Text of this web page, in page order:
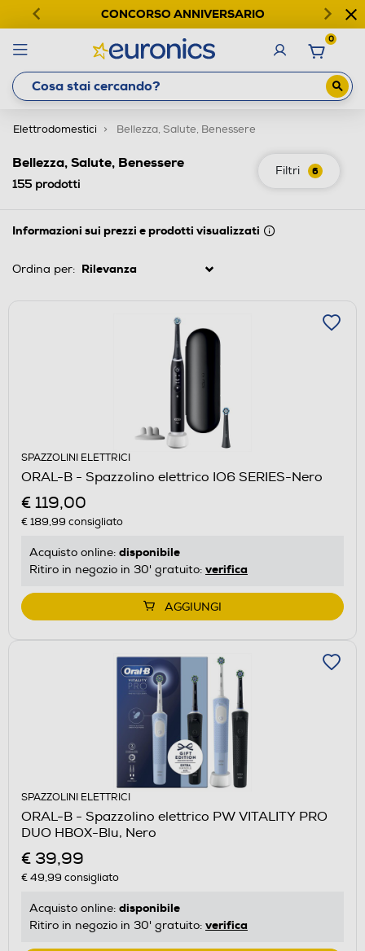
CONCORSO ANNIVERSARIO
0
Elettrodomestici Bellezza, Salute, Benessere
Filtri 6
Bellezza, Salute, Benessere
155 prodotti
Informazioni sui prezzi e prodotti visualizzati
Ordina per:
SPAZZOLINI ELETTRICI
ORAL-B - Spazzolino elettrico IO6 SERIES-Nero
€ 119,00
€ 189,99 consigliato
Acquisto online: disponibile
Ritiro in negozio in 30' gratuito: verifica
AGGIUNGI
SPAZZOLINI ELETTRICI
ORAL-B - Spazzolino elettrico PW VITALITY PRO
DUO HBOX-Blu, Nero
€ 39,99
€ 49,99 consigliato
Acquisto online: disponibile
Ritiro in negozio in 30' gratuito: verifica